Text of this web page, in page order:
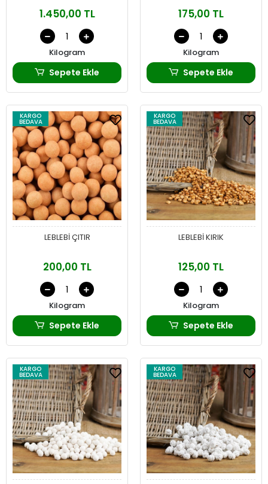
1.450,00 TL
Kilogram
Sepete Ekle
175,00 TL
Kilogram
Sepete Ekle
KARGO
BEDAVA
LEBLEBİ ÇITIR
200,00 TL
Kilogram
Sepete Ekle
KARGO
BEDAVA
LEBLEBİ KIRIK
125,00 TL
Kilogram
Sepete Ekle
KARGO
BEDAVA
KARGO
BEDAVA